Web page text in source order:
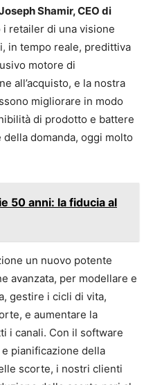
Shamir, CEO di
i retailer di una visione
in tempo reale, predittiva
motore di
all’acquisto, e la nostra
migliorare in modo
di prodotto e battere
domanda, oggi molto
50 anni: la fiducia al
un nuovo potente
avanzata, per modellare e
gestire i cicli di vita,
e aumentare la
i canali. Con il software
pianificazione della
scorte, i nostri clienti